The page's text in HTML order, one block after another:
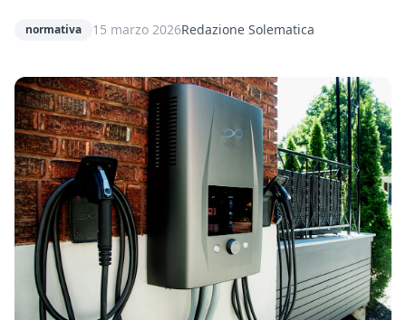
normativa 15 marzo 2026Redazione Solematica